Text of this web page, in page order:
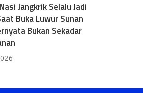
Jangkrik Selalu Jadi
Buka Luwur Sunan
Bukan Sekadar